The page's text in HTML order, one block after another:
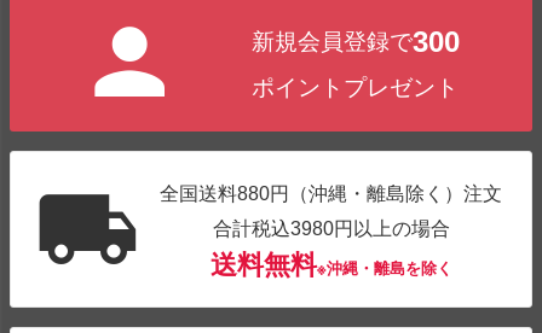
新規会員登録で300
ポイントプレゼント
全国送料880円（沖縄・離島除く）注文
合計税込3980円以上の場合
送料無料※沖縄・離島を除く